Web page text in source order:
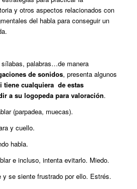
y otros aspectos relacionados con
del habla para conseguir un
palabras…de manera
de sonidos, presenta algunos
tiene cualquiera de estas
a su logopeda para valoración.
(parpadea, muecas).
y cuello.
habla.
e incluso, intenta evitarlo. Miedo.
y se siente frustrado por ello. Estrés.